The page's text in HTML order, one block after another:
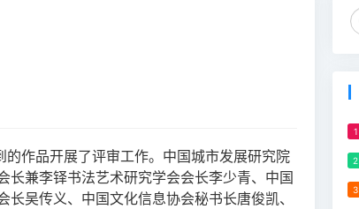
作品开展了评审工作。中国城市发展研究院
兼李铎书法艺术研究学会会长李少青、中国
吴传义、中国文化信息协会秘书长唐俊凯、